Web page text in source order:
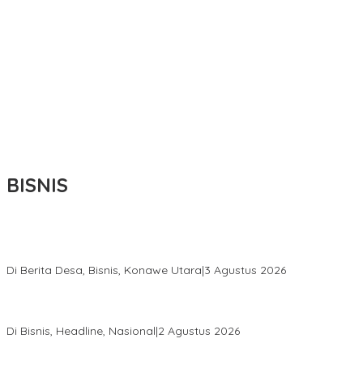
BISNIS
Di Berita Desa, Bisnis, Konawe Utara|3 Agustus 2026
Di Bisnis, Headline, Nasional|2 Agustus 2026